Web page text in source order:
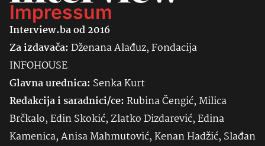
Impressum
Interview.ba od 2016
Za izdavača:Dženana Alađuz, Fondacija
INFOHOUSE
Glavna urednica: SenkaKurt
Redakcija i saradnici/ce:Rubina Čengić, Milica
Brčkalo, Edin Skokić, Zlatko Dizdarević, Edina
Kamenica, Anisa Mahmutović, Kenan Hadžić, Slađan